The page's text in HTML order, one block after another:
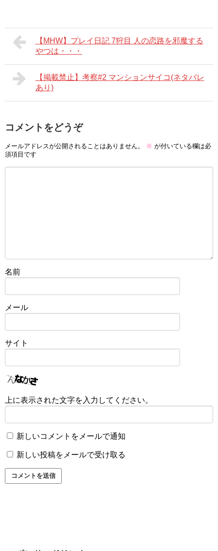
【MHW】プレイ日記 7狩目 人の恋路を邪魔する
やつは・・・
【掲載禁止】考察#2 マンションサイコ(ネタバレ
あり)
コメントをどうぞ
メールアドレスが公開されることはありません。 ※ が付いている欄は必
須項目です
名前
メール
サイト
上に表示された文字を入力してください。
新しいコメントをメールで通知
新しい投稿をメールで受け取る